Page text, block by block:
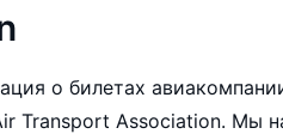
о билетах
Transport Association. Мы